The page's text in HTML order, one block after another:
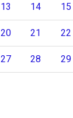
13 14 15
20 21 22
27 28 29